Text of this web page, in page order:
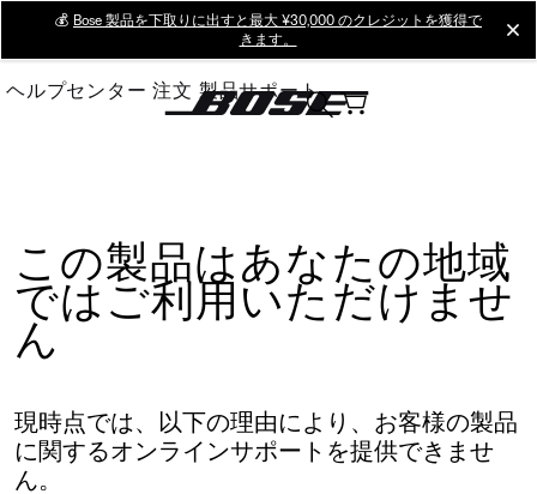
Main
💰 Bose 製品を下取りに出すと最大 ¥30,000 のクレジットを獲得で
きます。
ヘルプセンター 注文 製品サポート
この製品はあなたの地域
ではご利用いただけませ
ん
現時点では、以下の理由により、お客様の製品
に関するオンラインサポートを提供できませ
ん。